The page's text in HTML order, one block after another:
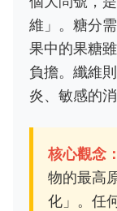
維」。糖分
果中的果糖
負擔。纖維
炎、敏感的
核心觀念：
物的最高
化」。任